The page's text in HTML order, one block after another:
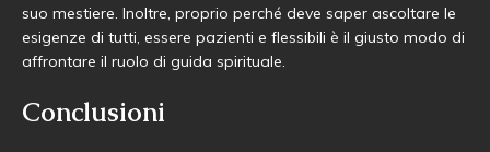
suo mestiere. Inoltre, proprio perché deve saper ascoltare le
esigenze di tutti, essere pazienti e flessibili è il giusto modo di
affrontare il ruolo di guida spirituale.
Conclusioni